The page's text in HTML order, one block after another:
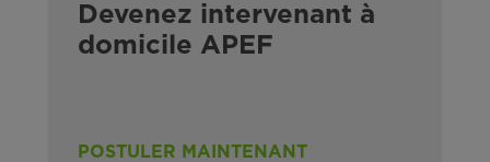
Devenez intervenant à
domicile APEF
POSTULER MAINTENANT